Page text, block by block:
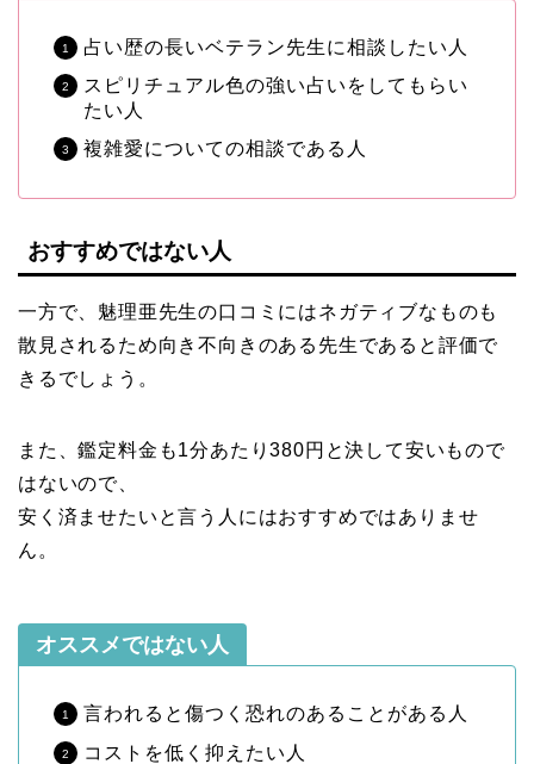
占い歴の長いベテラン先生に相談したい人
スピリチュアル色の強い占いをしてもらい
たい人
複雑愛についての相談である人
おすすめではない人
一方で、魅理亜先生の口コミにはネガティブなものも
散見されるため向き不向きのある先生であると評価で
きるでしょう。
また、鑑定料金も1分あたり380円と決して安いもので
はないので、
安く済ませたいと言う人にはおすすめではありませ
ん。
オススメではない人
言われると傷つく恐れのあることがある人
コストを低く抑えたい人